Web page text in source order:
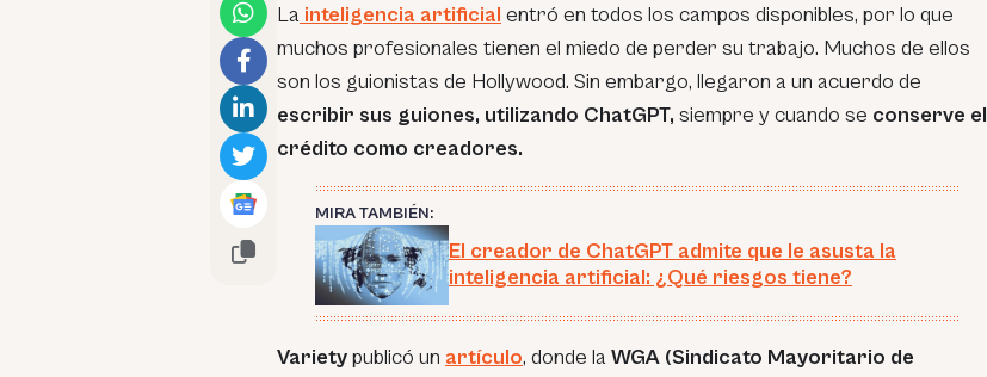
La inteligencia artificial entró en todos los campos disponibles, por lo que
muchos profesionales tienen el miedo de perder su trabajo. Muchos de ellos
son los guionistas de Hollywood. Sin embargo, llegaron a un acuerdo de
escribir sus guiones, utilizando ChatGPT, siempre y cuando se conserve el
crédito como creadores.
MIRA TAMBIÉN:
El creador de ChatGPT admite que le asusta la
inteligencia artificial: ¿Qué riesgos tiene?
Varietypublicó un artículo, donde la WGA (Sindicato Mayoritario de